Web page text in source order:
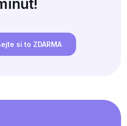
si to ZDARMA